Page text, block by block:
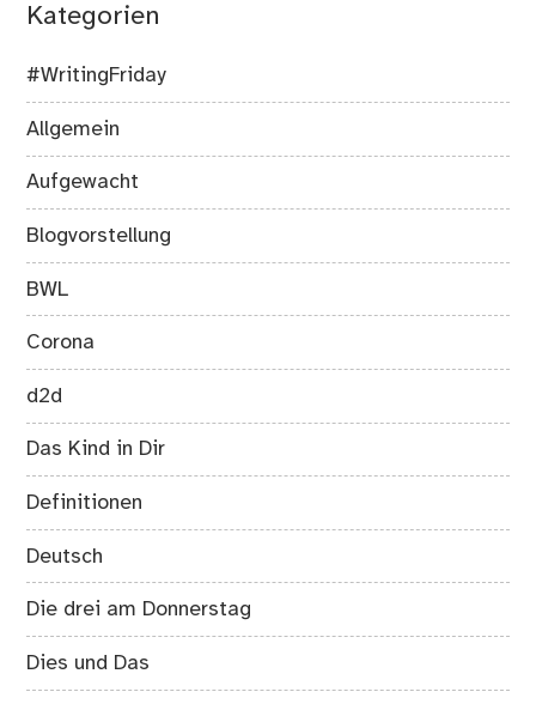
Kategorien
#WritingFriday
Allgemein
Aufgewacht
Blogvorstellung
BWL
Corona
d2d
Das Kind in Dir
Definitionen
Deutsch
Die drei am Donnerstag
Dies und Das